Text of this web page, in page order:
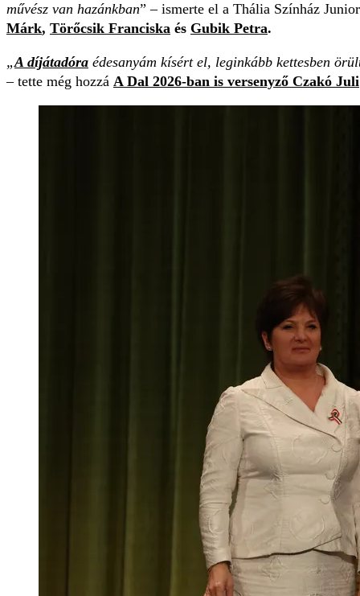
művész van hazánkban” – ismerte el a Thália Színház
Márk, Törőcsik Franciska és Gubik Petra.
„A díjátadóra édesanyám kísért el, leginkább kettesben
– tette még hozzá A Dal 2026-ban is versenyző Czakó Juli